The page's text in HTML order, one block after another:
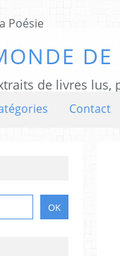
de livres lus,
Contact